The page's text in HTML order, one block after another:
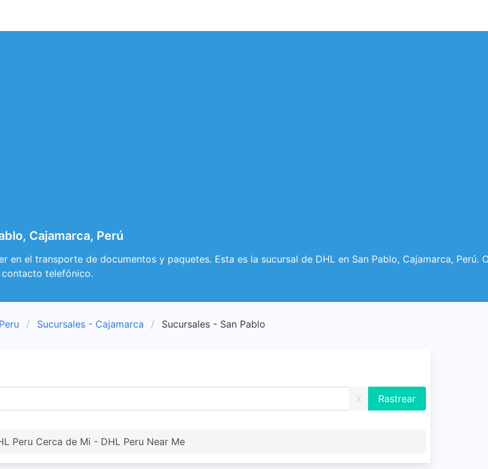
Cajamarca, Perú
en el transporte de documentos y paquetes. Esta es la sucursal de DHL en San Pablo, Cajamarca, Perú.
telefónico.
Sucursales - Cajamarca Sucursales - San Pablo
X
Peru Cerca de Mi - DHL Peru Near Me